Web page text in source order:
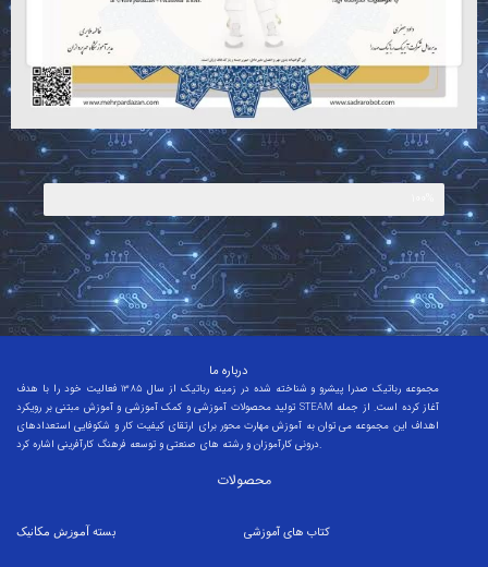
درباره ما
مجموعه رباتیک صدرا پیشرو و شناخته شده در زمینه رباتیک از سال 1385 فعالیت خود را با هدف
تولید محصولات آموزشی و کمک آموزشی و آموزش مبتنی بر رویکرد STEAM آغاز کرده است. از جمله
اهداف این مجموعه می توان به آموزش مهارت محور برای ارتقای کیفیت کار و شکوفایی استعدادهای
درونی کارآموزان و رشته های صنعتی و توسعه فرهنگ کارآفرینی اشاره کرد.
محصولات
بسته آموزش مکانیک کتاب های آموزشی